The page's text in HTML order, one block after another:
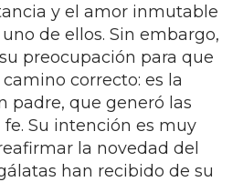
y el amor inmutable
de ellos. Sin embargo,
preocupación para que
correcto: es la
padre, que generó las
Su intención es muy
la novedad del
han recibido de su